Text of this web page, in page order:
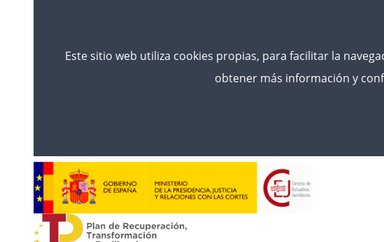
Este sitio web utiliza cookies propias, para facilitar la
obtener más información y
Read
more